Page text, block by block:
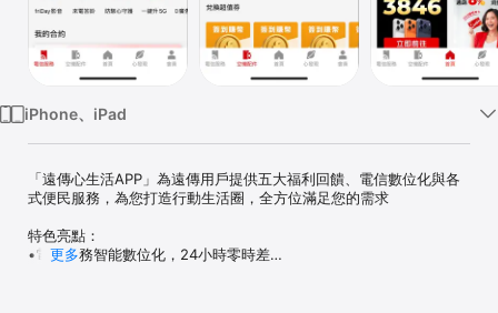
iPhone、iPad
「遠傳心生活APP」為遠傳用戶提供五大福利回饋、電信數位化與各
式便民服務，為您打造行動生活圈，全方位滿足您的需求
特色亮點：
•電信服務智能數位化，24小時零時差
更多